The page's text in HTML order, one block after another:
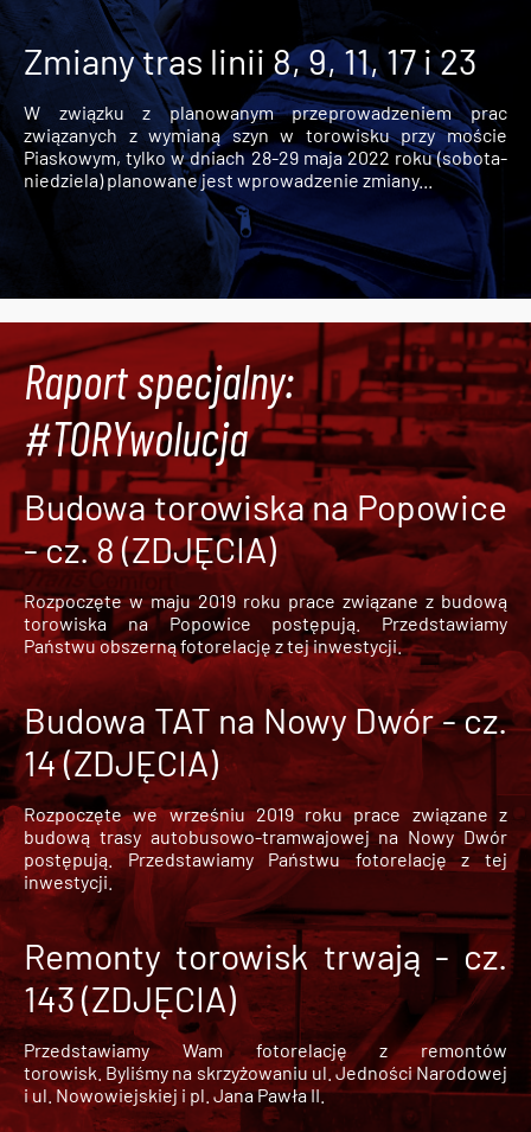
Zmiany tras linii 8, 9, 11, 17 i 23
W związku z planowanym przeprowadzeniem prac
związanych z wymianą szyn w torowisku przy moście
Piaskowym, tylko w dniach 28-29 maja 2022 roku (sobota-
niedziela) planowane jest wprowadzenie zmiany...
Raport specjalny:
#TORYwolucja
Budowa torowiska na Popowice
- cz. 8 (ZDJĘCIA)
Rozpoczęte w maju 2019 roku prace związane z budową
torowiska na Popowice
postępują. Przedstawiamy
Państwu obszerną fotorelację z tej inwestycji.
Budowa TAT na Nowy Dwór - cz.
14 (ZDJĘCIA)
Rozpoczęte we wrześniu 2019 roku prace związane z
budową trasy autobusowo-tramwajowej na Nowy Dwór
postępują. Przedstawiamy Państwu fotorelację z tej
inwestycji.
Remonty torowisk trwają - cz.
143 (ZDJĘCIA)
Przedstawiamy Wam fotorelację z remontów
torowisk. Byliśmy na skrzyżowaniu ul. Jedności Narodowej
i ul. Nowowiejskiej i pl. Jana Pawła II.